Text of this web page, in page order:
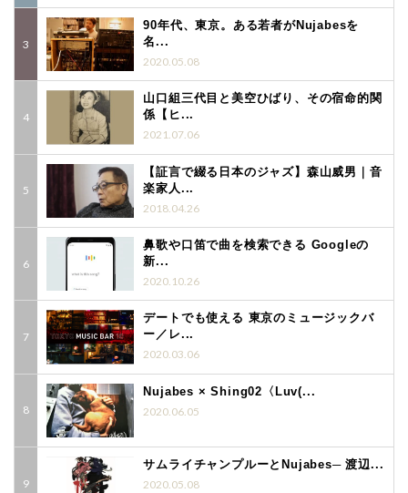
90年代、東京。ある若者がNujabesを
名...
2020.05.08
山口組三代目と美空ひばり、その宿命的関
係【ヒ...
2021.07.06
【証言で綴る日本のジャズ】森山威男｜音
楽家人...
2018.04.26
鼻歌や口笛で曲を検索できる Googleの
新...
2020.10.26
デートでも使える 東京のミュージックバ
ー／レ...
2020.03.06
Nujabes × Shing02〈Luv(...
2020.06.05
サムライチャンプルーとNujabes─ 渡辺...
2020.05.08